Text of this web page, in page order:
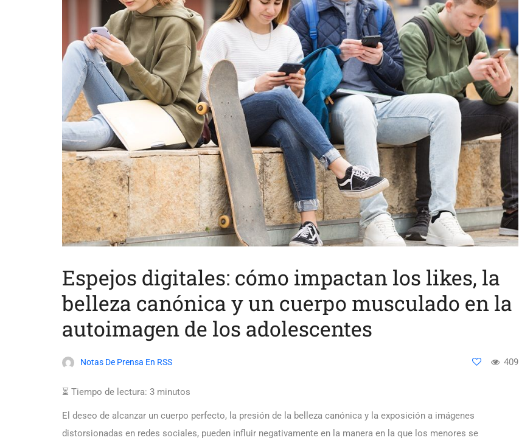
Espejos digitales: cómo impactan los likes, la
belleza canónica y un cuerpo musculado en la
autoimagen de los adolescentes
Notas De Prensa En RSS 409
⏳ Tiempo de lectura: 3 minutos
El deseo de alcanzar un cuerpo perfecto, la presión de la belleza canónica y la exposición a imágenes
distorsionadas en redes sociales, pueden influir negativamente en la manera en la que los menores se